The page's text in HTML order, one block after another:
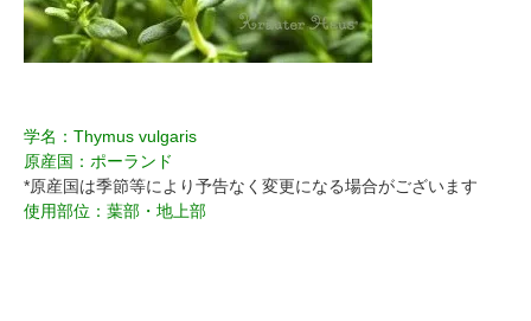
学名：Thymus vulgaris
原産国：ポーランド
*原産国は季節等により予告なく変更になる場合がございます
使用部位：葉部・地上部